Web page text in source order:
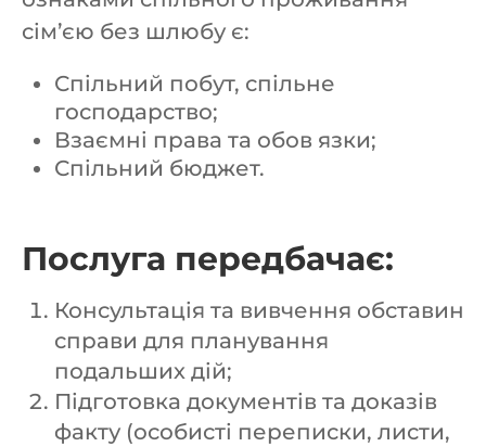
сім’єю без шлюбу є:
Спільний побут, спільне
господарство;
Взаємні права та обов язки;
Спільний бюджет.
Послуга передбачає:
Консультація та вивчення обставин
справи для планування
подальших дій;
Підготовка документів та доказів
факту (особисті переписки, листи,